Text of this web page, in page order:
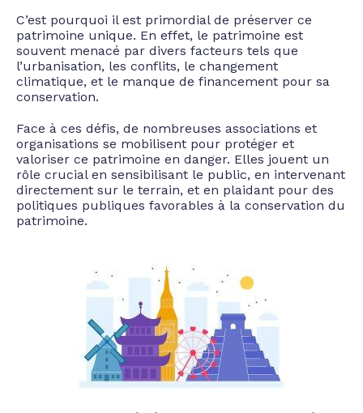
C’est pourquoi il est primordial de préserver ce
patrimoine unique. En effet, le patrimoine est
souvent menacé par divers facteurs tels que
l’urbanisation, les conflits, le changement
climatique, et le manque de financement pour sa
conservation.
Face à ces défis, de nombreuses associations et
organisations se mobilisent pour protéger et
valoriser ce patrimoine en danger. Elles jouent un
rôle crucial en sensibilisant le public, en intervenant
directement sur le terrain, et en plaidant pour des
politiques publiques favorables à la conservation du
patrimoine.